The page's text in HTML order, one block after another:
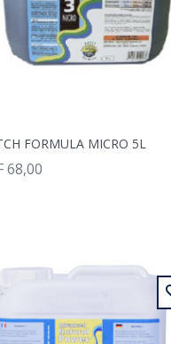
FORMULA MICRO 5L
68,00